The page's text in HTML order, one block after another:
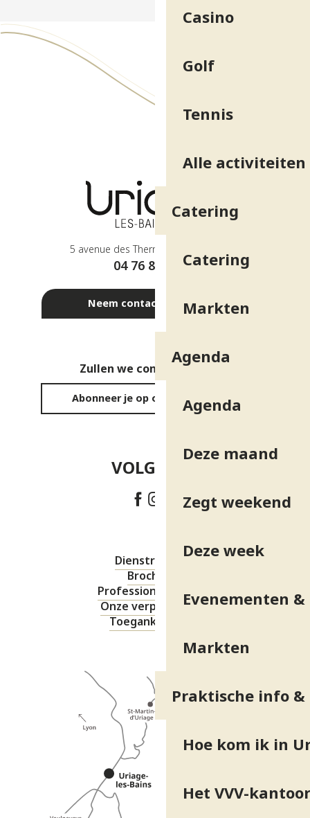
Casino
Golf
Tennis
Alle activiteiten
Catering
Catering
Markten
Agenda
Agenda
Deze maand
Zegt weekend
Deze week
Evenementen
Markten
Praktische info
Hoe kom ik in
Het VVV-kantoor
5 avenue des Thermes - 38410 Uriage
04 76 89 10 27
Neem contact met ons op
Zullen we contact houden?
Abonneer je op onze nieuwsbrief
VOLG ONS!
Dienstregeling
Brochures
Professionele ruimte
Onze verplichtingen
Toegankelijkheid